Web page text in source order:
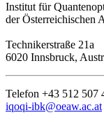
Institut für
der Österreichischen
Technikerstraße 21a
6020 Innsbruck,
Telefon +43 512 507
iqoqi-ibk@oeaw.ac.at